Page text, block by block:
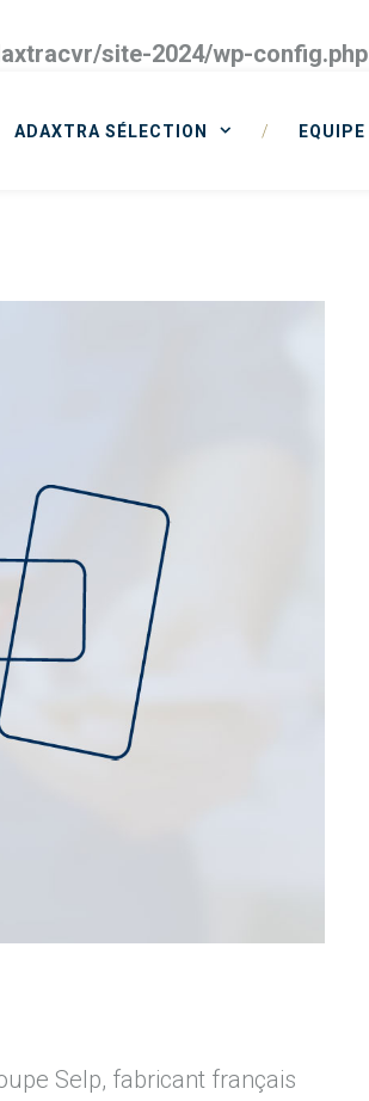
site-2024/wp-config.php
ADAXTRA SÉLECTION / EQUIPE
Selp, fabricant français
site-2024/wp-
site-2024/wp-